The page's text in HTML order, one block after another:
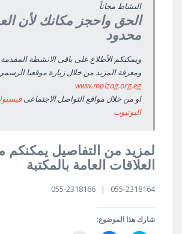
النشاط مجاناً
الحق واحجز مكانك لأن
محدود
ويمكنكم الأطلاع على باقى الانشطة المقدمة
ومعرفة المزيد من خلال زيارة موقعنا
www.mplzag.org.eg
او من خلال مواقع التواصل الاجتماعى
اليوتيوب
لمزيد من التفاصيل يمكنكم
العلاقات العامة بالمكتبة
055-2318164 | 055-2318166
شارك هذا الموضوع: